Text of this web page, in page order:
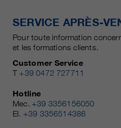
SERVICE APRÈS-
Pour toute information
et les formations clients.
Customer Service
T +39 0472 727711
Hotline
Mec. +39 3356156050
El. +39 3356514386